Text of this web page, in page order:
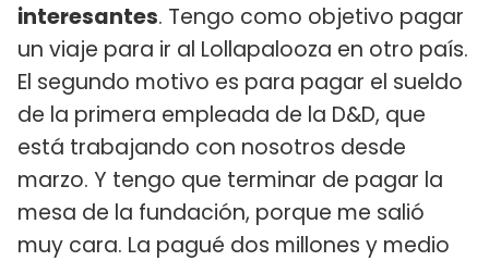
interesantes. Tengo como objetivo pagar
un viaje para ir al Lollapalooza en otro país.
El segundo motivo es para pagar el sueldo
de la primera empleada de la D&D, que
está trabajando con nosotros desde
marzo. Y tengo que terminar de pagar la
mesa de la fundación, porque me salió
muy cara. La pagué dos millones y medio